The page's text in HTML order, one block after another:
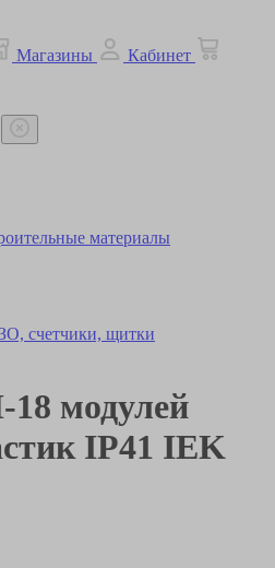
Магазины
Кабинет
материалы
счетчики, щитки
модулей
IP41 IEK